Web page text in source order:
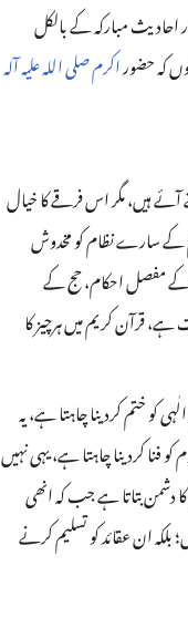
مبارکہ کے بالکل
کہ حضوراکرم صلی اللہ علیہ آلہ
ہیں، مگر اس فرقے کا خیال
کے سارے نظام کو مخدوش
کے مفصل احکام، حج کے
قرآن کریم میں ہرچیز کا
کو ختم کردینا چاہتا ہے، یہ
فنا کردینا چاہتا ہے، یہی نہیں
کا دشمن بتاتا ہے جب کہ انھی
ان عقائد کو تسلیم کرنے